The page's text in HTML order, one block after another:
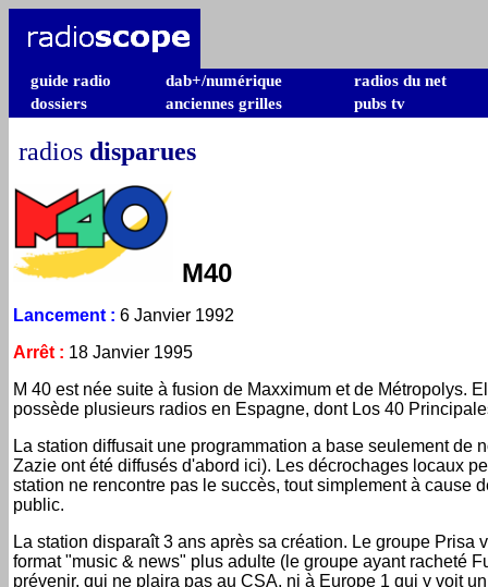
guide radio dab+/numérique
radios du net
dossiers
anciennes grilles pubs tv
radios disparues
M40
Lancement : 6 Janvier 1992
Arrêt : 18 Janvier 1995
M 40 est née suite à fusion de Maxximum et de Métropolys.
possède plusieurs radios en Espagne, dont Los 40
La station diffusait une programmation a base seulement
Zazie ont été diffusés d'abord ici). Les décrochages locaux
station ne rencontre pas le succès, tout simplement à cause
public.
La station disparaît 3 ans après sa création. Le groupe
format "music & news" plus adulte (le groupe ayant racheté
prévenir, qui ne plaira pas au CSA, ni à Europe 1 qui y voit